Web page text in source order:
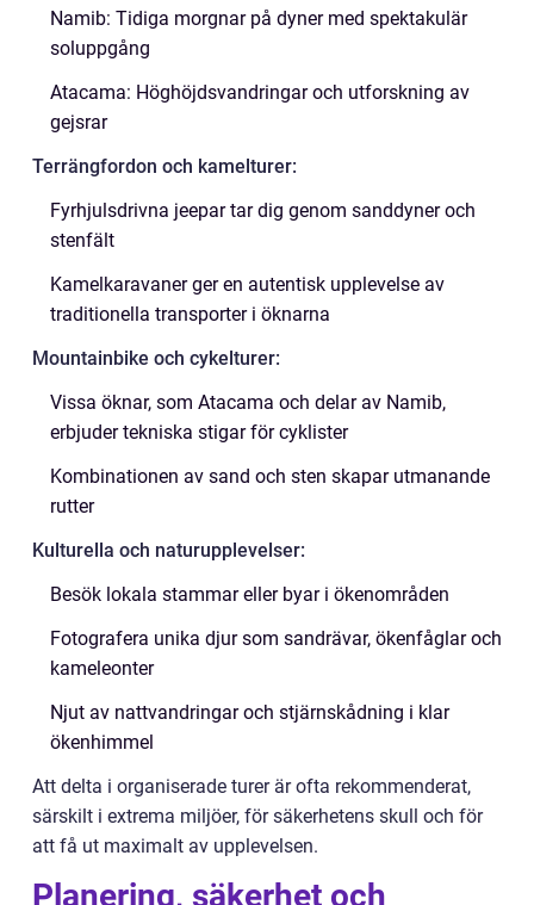
Namib: Tidiga morgnar på dyner med spektakulär
soluppgång
Atacama: Höghöjdsvandringar och utforskning av
gejsrar
Terrängfordon och kamelturer:
Fyrhjulsdrivna jeepar tar dig genom sanddyner och
stenfält
Kamelkaravaner ger en autentisk upplevelse av
traditionella transporter i öknarna
Mountainbike och cykelturer:
Vissa öknar, som Atacama och delar av Namib,
erbjuder tekniska stigar för cyklister
Kombinationen av sand och sten skapar utmanande
rutter
Kulturella och naturupplevelser:
Besök lokala stammar eller byar i ökenområden
Fotografera unika djur som sandrävar, ökenfåglar och
kameleonter
Njut av nattvandringar och stjärnskådning i klar
ökenhimmel
Att delta i organiserade turer är ofta rekommenderat,
särskilt i extrema miljöer, för säkerhetens skull och för
att få ut maximalt av upplevelsen.
Planering, säkerhet och